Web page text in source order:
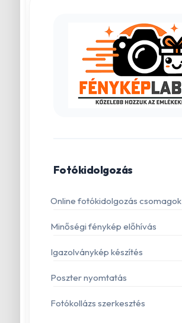
Fotókidolgozás
Online fotókidolgozás csomagok
Minőségi fénykép előhívás
Igazolványkép készítés
Poszter nyomtatás
Fotókollázs szerkesztés